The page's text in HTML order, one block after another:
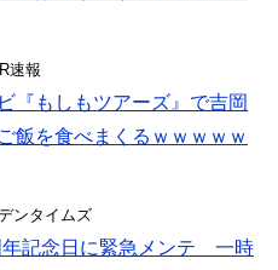
速報
『もしもツアーズ』で吉岡
飯を食べまくるｗｗｗｗｗ
ンタイムズ
年記念日に緊急メンテ 一時